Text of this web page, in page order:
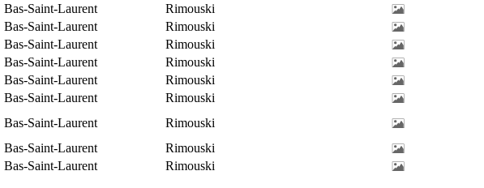
Bas-Saint-Laurent
Rimouski
Bas-Saint-Laurent
Rimouski
Bas-Saint-Laurent
Rimouski
Bas-Saint-Laurent
Rimouski
Bas-Saint-Laurent
Rimouski
Bas-Saint-Laurent
Rimouski
Bas-Saint-Laurent
Rimouski
Bas-Saint-Laurent
Rimouski
Bas-Saint-Laurent Rimouski